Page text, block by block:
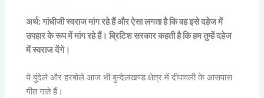
अर्थ: गांधीजी स्वराज मांग रहे हैं और ऐसा लगता है कि वह इसे दहेज में
उपहार के रूप में मांग रहे हैं। ब्रिटिश सरकार कहती है कि हम तुम्हें दहेज
में स्वराज देंगे।
ये बुंदेले और हरबोले आज भी बुन्देलखण्ड क्षेत्र में दीपावली के आसपास
गीत गाते हैं।